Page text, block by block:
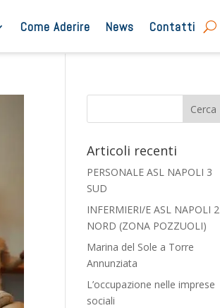
Come Aderire News Contatti
Articoli recenti
PERSONALE ASL NAPOLI 3
SUD
INFERMIERI/E ASL NAPOLI 2
NORD (ZONA POZZUOLI)
Marina del Sole a Torre
Annunziata
L’occupazione nelle imprese
sociali